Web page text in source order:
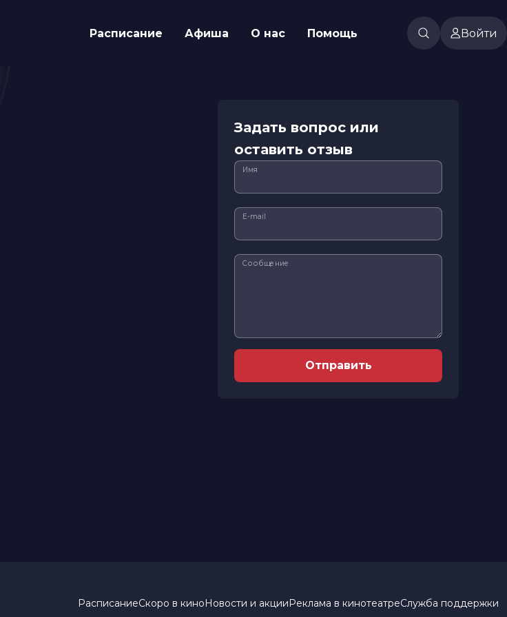
Расписание Афиша О нас Помощь Войти
Задать вопрос или
оставить отзыв
Имя
E-mail
Сообщение
Отправить
РасписаниеСкоро в киноНовости и акцииРеклама в кинотеатреСлужба поддержки